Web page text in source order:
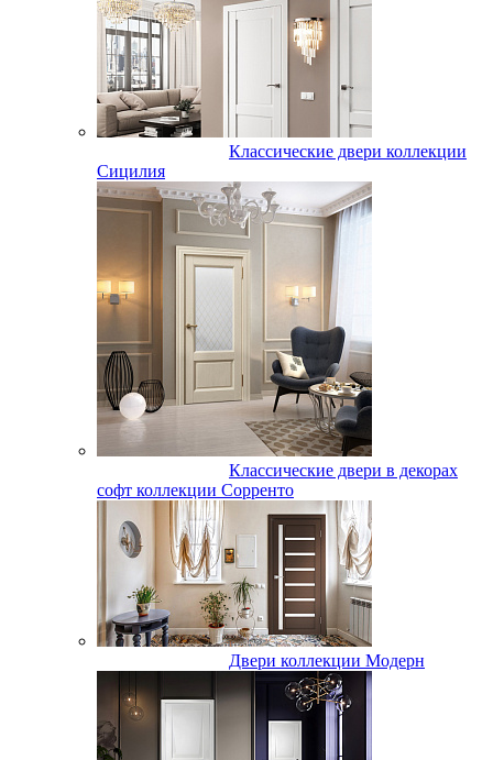
Классические двери коллекции
Сицилия
Классические двери в декорах
софт коллекции Сорренто
Двери коллекции Модерн